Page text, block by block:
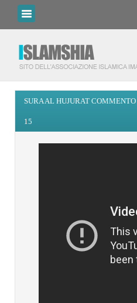
SURA AL HUJURAT
15